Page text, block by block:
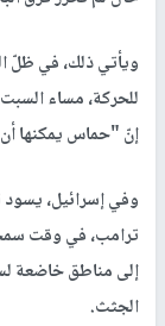
ويأتي ذلك، في ظلّ
إنّ "حماس يمكنها
وفي إسرائيل، يسود
ترامب، في وقت
إلى مناطق خاضعة
الجثث.